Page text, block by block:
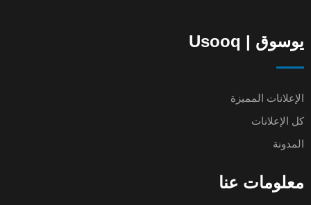
يوسوق | Usooq
الإعلانات المميزة
كل الإعلانات
المدونة
معلومات عنا